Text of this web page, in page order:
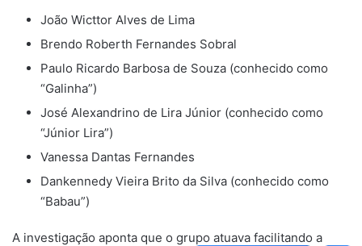
​João Wicttor Alves de Lima
​Brendo Roberth Fernandes Sobral
​Paulo Ricardo Barbosa de Souza (conhecido como
“Galinha”)
​José Alexandrino de Lira Júnior (conhecido como
“Júnior Lira”)
​Vanessa Dantas Fernandes
​Dankennedy Vieira Brito da Silva (conhecido como
“Babau”)
​A investigação aponta que o grupo atuava facilitando a